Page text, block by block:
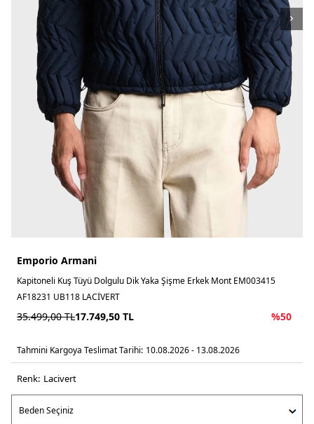
Emporio Armani
Kapitoneli Kuş Tüyü Dolgulu Dik Yaka Şişme Erkek Mont EM003415
AF18231 UB118 LACİVERT
35.499,00TL17.749,50 TL %50
Tahmini Kargoya Teslimat Tarihi: 10.08.2026 - 13.08.2026
Renk: laci̇vert